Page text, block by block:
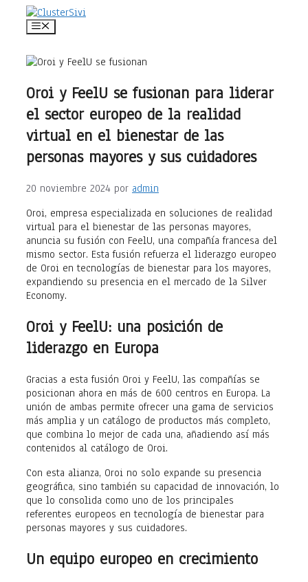
Saltar
Menú
Oroi y FeelU se fusionan para liderar
el sector europeo de la realidad
virtual en el bienestar de las
personas mayores y sus cuidadores
20 noviembre 2024 por admin
Oroi, empresa especializada en soluciones de realidad
virtual para el bienestar de las personas mayores,
anuncia su fusión con FeelU, una compañía francesa del
mismo sector. Esta fusión refuerza el liderazgo europeo
de Oroi en tecnologías de bienestar para los mayores,
expandiendo su presencia en el mercado de la Silver
Economy.
Oroi y FeelU: una posición de
liderazgo en Europa
Gracias a esta fusión Oroi y FeelU, las compañías se
posicionan ahora en más de 600 centros en Europa. La
unión de ambas permite ofrecer una gama de servicios
más amplia y un catálogo de productos más completo,
que combina lo mejor de cada una, añadiendo así más
contenidos al catálogo de Oroi.
Con esta alianza, Oroi no solo expande su presencia
geográfica, sino también su capacidad de innovación, lo
que lo consolida como uno de los principales
referentes europeos en tecnología de bienestar para
personas mayores y sus cuidadores.
Un equipo europeo en crecimiento